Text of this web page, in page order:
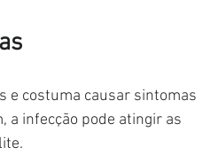
e costuma causar sintomas
a infecção pode atingir as